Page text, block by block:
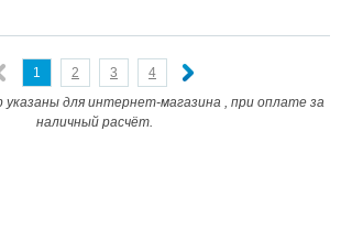
1 2 3
4
указаны для интернет-магазина , при оплате за
наличный расчёт.